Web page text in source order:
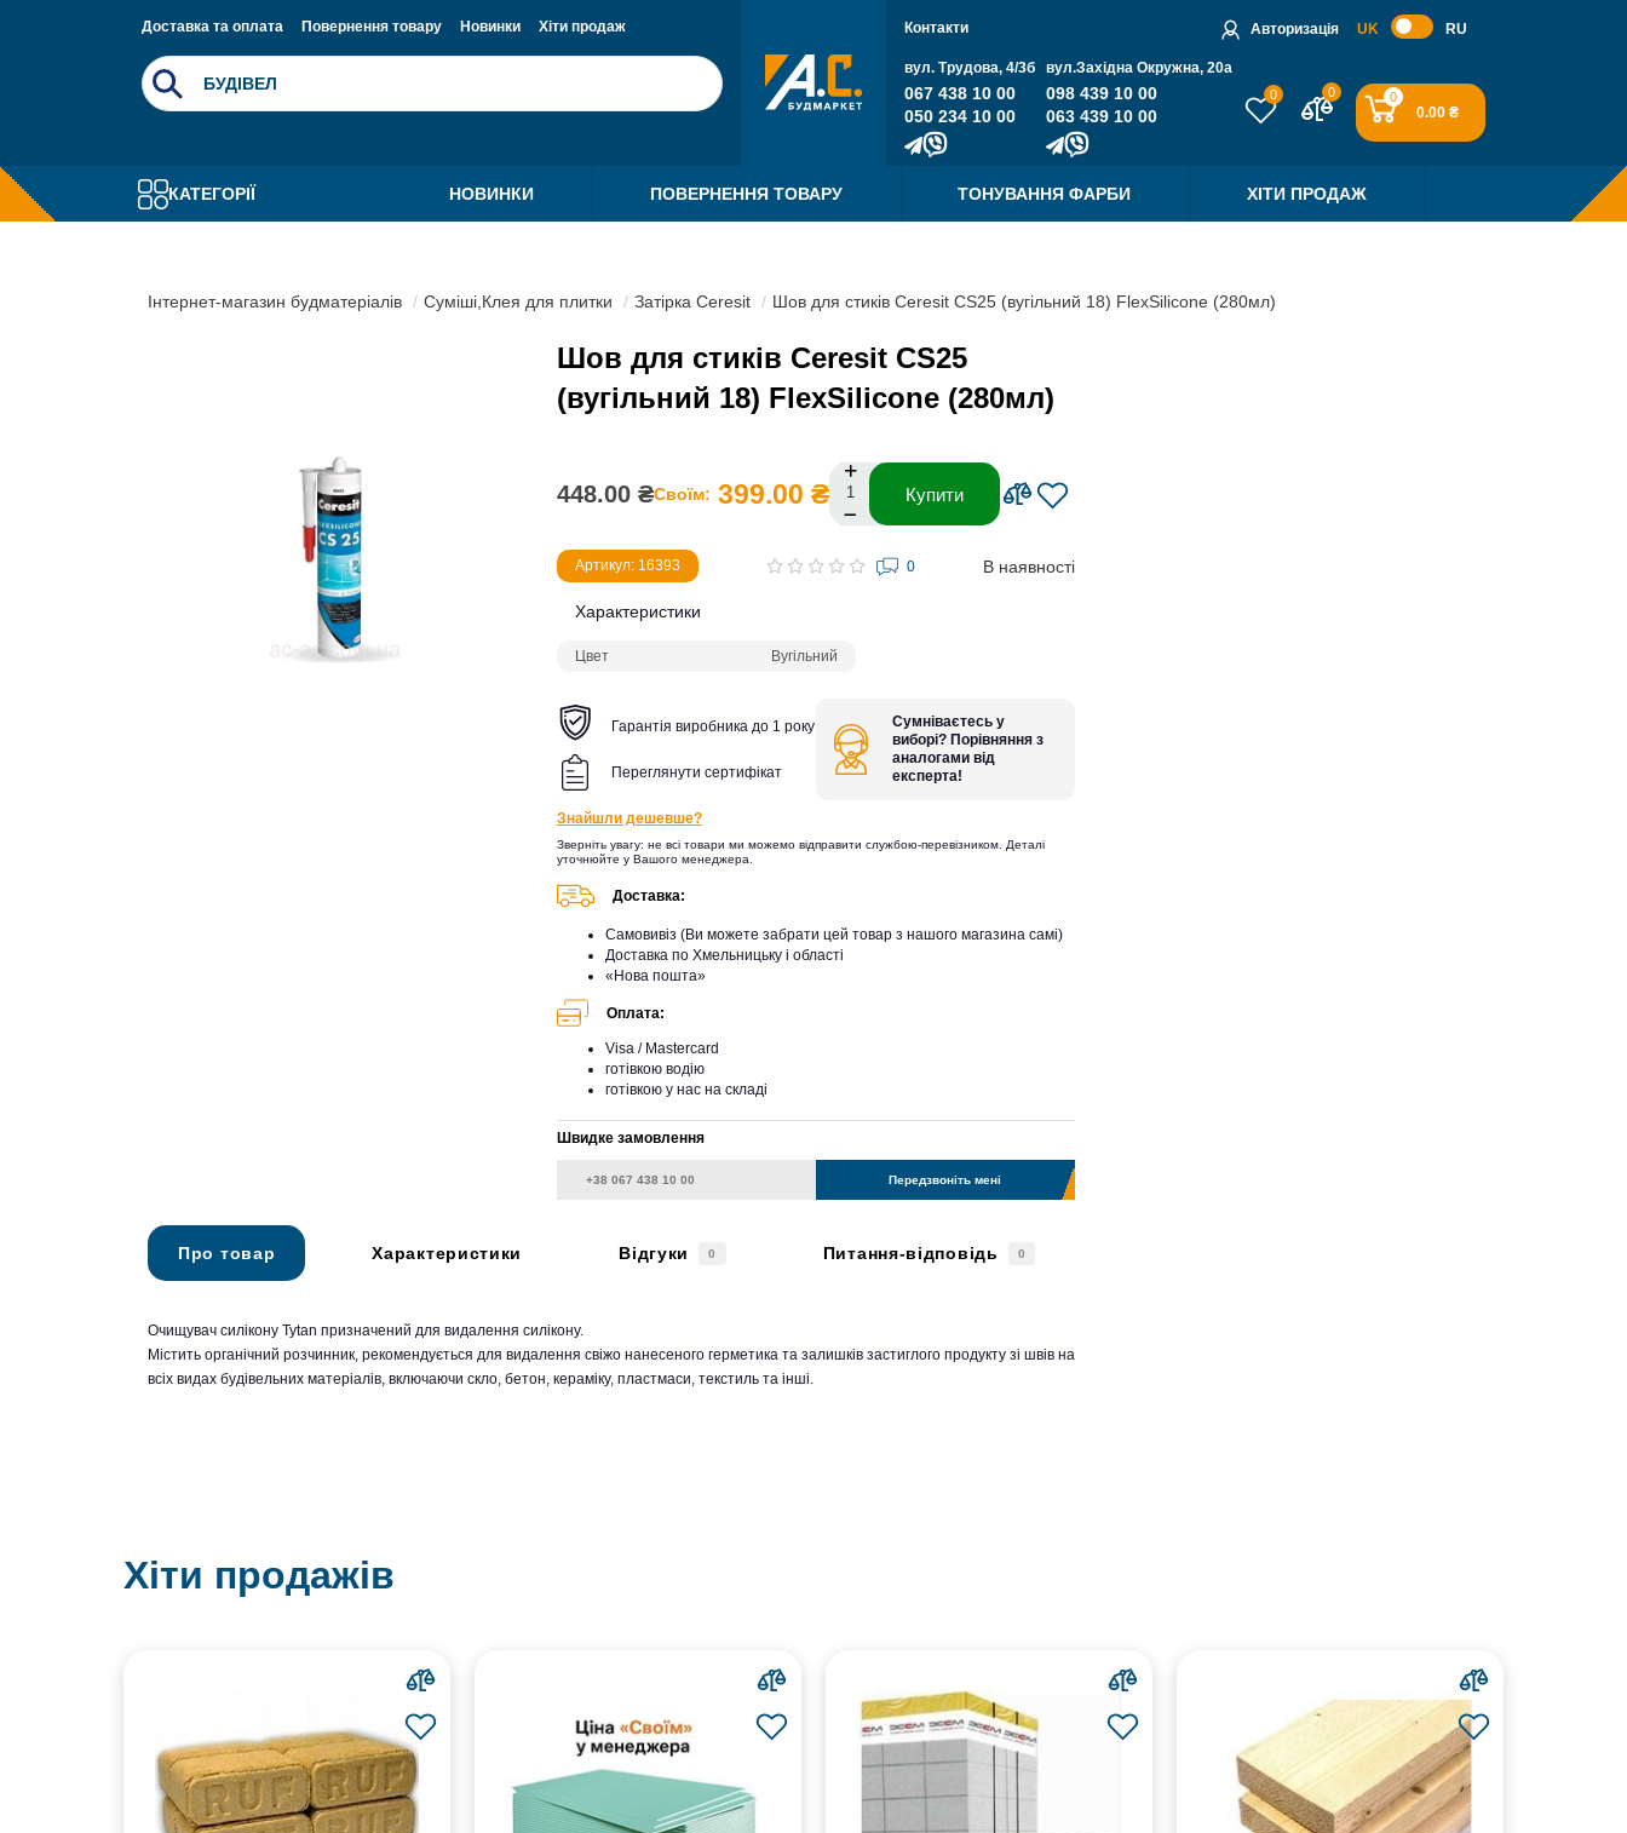
Доставка та оплата Повернення товару Новинки Хіти продаж Контакти Авторизація UK RU
вул. Трудова, 4/3б
067 438 10 00
050 234 10 00
вул.Західна Окружна, 20a
098 439 10 00
063 439 10 00
0 0 0
0.00 ₴
КАТЕГОРІЇ НОВИНКИ ПОВЕРНЕННЯ ТОВАРУ ТОНУВАННЯ ФАРБИ ХІТИ ПРОДАЖ
Інтернет-магазин будматеріалів Суміші,Клея для плитки Затірка Ceresit Шов для стиків Ceresit CS25 (вугільний 18) FlexSilicone (280мл)
Шов для стиків Ceresit CS25
(вугільний 18) FlexSilicone (280мл)
448.00 ₴Своїм: 399.00 ₴ Купити
Артикул: 16393 0 В наявності
Характеристики
Цвет Вугільний
Гарантія виробника до 1 року
Переглянути сертифікат
Сумніваєтесь у
виборі? Порівняння з
аналогами від
експерта!
Знайшли дешевше?
Зверніть увагу: не всі товари ми можемо відправити службою-перевізником. Деталі
уточнюйте у Вашого менеджера.
Доставка:
Самовивіз (Ви можете забрати цей товар з нашого магазина самі)
Доставка по Хмельницьку і області
«Нова пошта»
Оплата:
Visa / Mastercard
готівкою водію
готівкою у нас на складі
Швидке замовлення
Передзвоніть мені
Про товар Характеристики Відгуки 0 Питання-відповідь 0
Очищувач силікону Tytan призначений для видалення силікону.
Містить органічний розчинник, рекомендується для видалення свіжо нанесеного герметика та залишків застиглого продукту зі швів на
всіх видах будівельних матеріалів, включаючи скло, бетон, кераміку, пластмаси, текстиль та інші.
Хіти продажів